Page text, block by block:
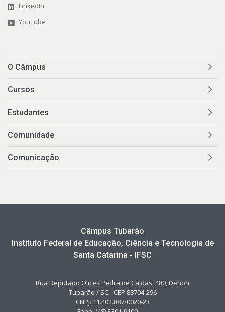
LinkedIn
YouTube
O Câmpus
Cursos
Estudantes
Comunidade
Comunicação
Câmpus Tubarão
Instituto Federal de Educação, Ciência e Tecnologia de
Santa Catarina - IFSC
Rua Deputado Olices Pedra de Caldas, 480, Dehon
Tubarão / SC - CEP 88704-296
CNPJ: 11.402.887/0020-23